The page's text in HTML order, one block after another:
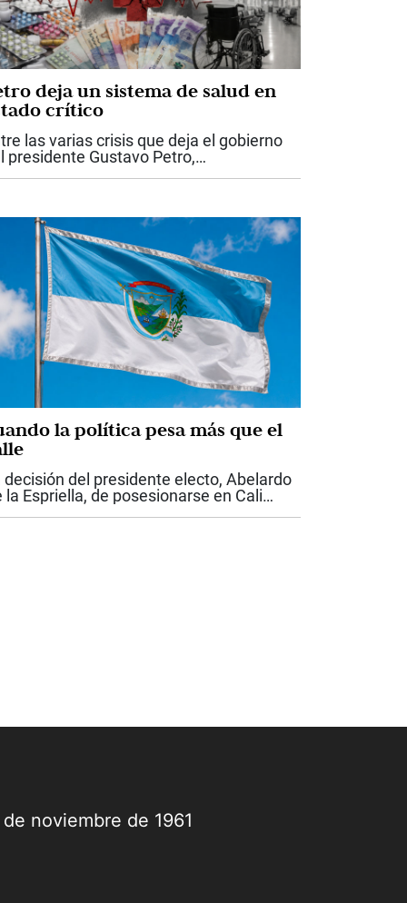
deja un sistema de salud en
crítico
las varias crisis que deja el gobierno
presidente Gustavo Petro,
ninguna tenga un impacto
la política pesa más que el
decisión del presidente electo, Abelardo
la Espriella, de posesionarse en Cali
uno de los mayores gestos
noviembre de 1961